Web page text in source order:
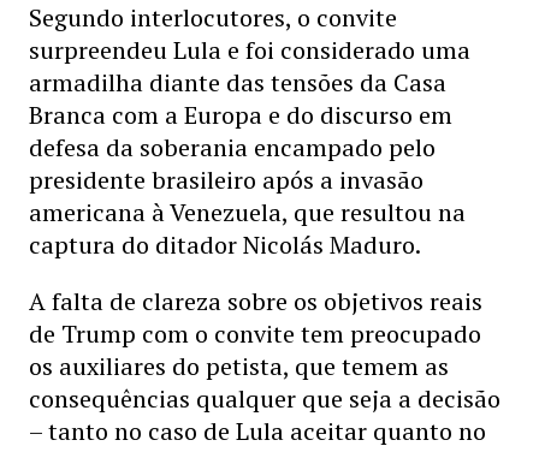
Segundo interlocutores, o convite
surpreendeu Lula e foi considerado uma
armadilha diante das tensões da Casa
Branca com a Europa e do discurso em
defesa da soberania encampado pelo
presidente brasileiro após a invasão
americana à Venezuela, que resultou na
captura do ditador Nicolás Maduro.
A falta de clareza sobre os objetivos reais
de Trump com o convite tem preocupado
os auxiliares do petista, que temem as
consequências qualquer que seja a decisão
– tanto no caso de Lula aceitar quanto no